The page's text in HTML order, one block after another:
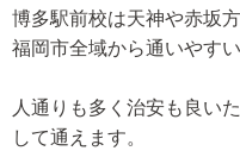
博多駅前校は天神や赤坂
福岡市全域から通いやすい
人通りも多く治安も良い
して通えます。